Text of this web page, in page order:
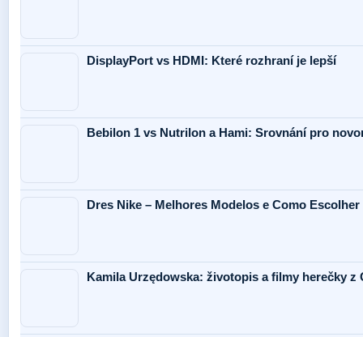
DisplayPort vs HDMI: Které rozhraní je lepší
Bebilon 1 vs Nutrilon a Hami: Srovnání pro
Dres Nike – Melhores Modelos e Como Escolher
Kamila Urzędowska: životopis a filmy herečky z